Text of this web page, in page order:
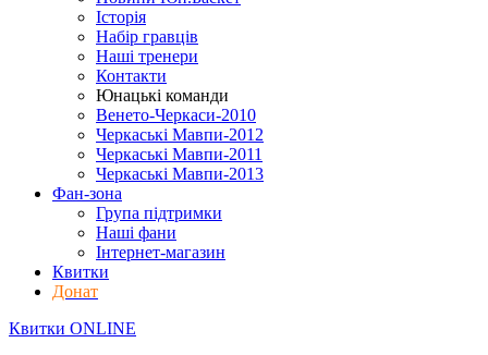
Історія
Набір гравців
Наші тренери
Контакти
Юнацькі команди
Венето-Черкаси-2010
Черкаські Мавпи-2012
Черкаські Мавпи-2011
Черкаські Мавпи-2013
Фан-зона
Група підтримки
Наші фани
Інтернет-магазин
Квитки
Донат
Квитки ONLINE